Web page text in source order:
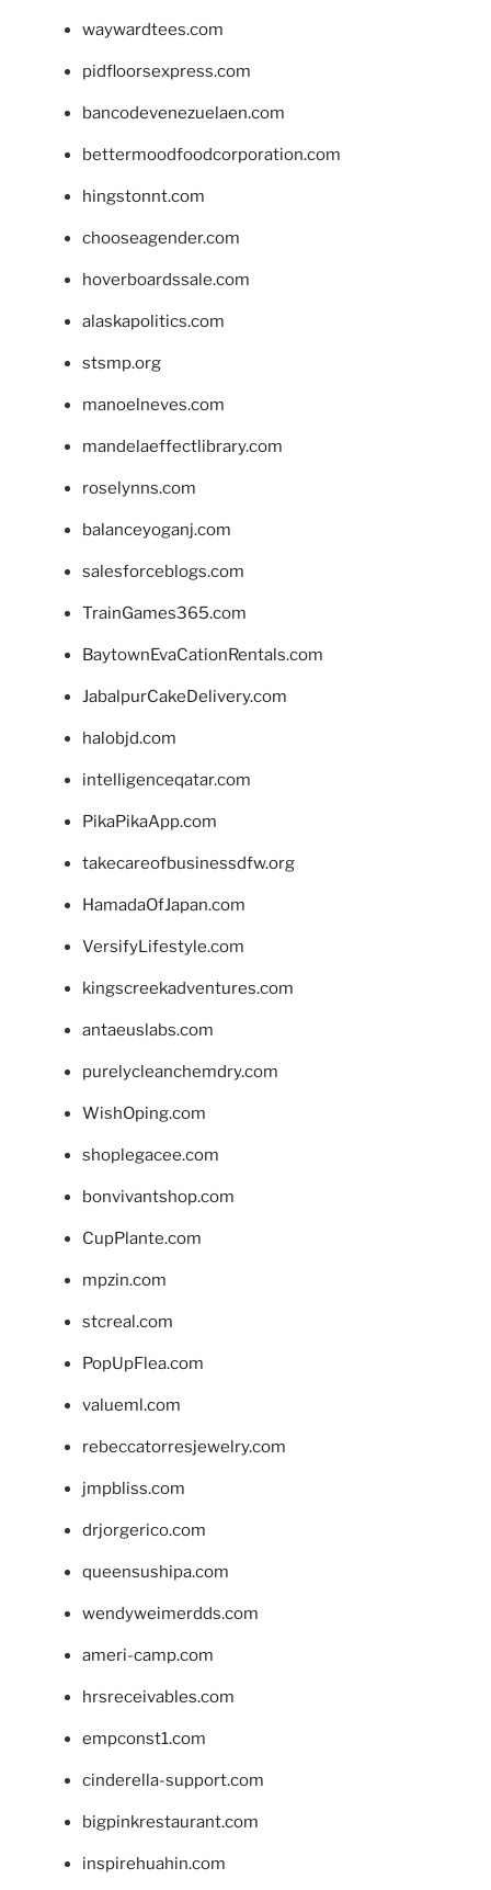
waywardtees.com
pidfloorsexpress.com
bancodevenezuelaen.com
bettermoodfoodcorporation.com
hingstonnt.com
chooseagender.com
hoverboardssale.com
alaskapolitics.com
stsmp.org
manoelneves.com
mandelaeffectlibrary.com
roselynns.com
balanceyoganj.com
salesforceblogs.com
TrainGames365.com
BaytownEvaCationRentals.com
JabalpurCakeDelivery.com
halobjd.com
intelligenceqatar.com
PikaPikaApp.com
takecareofbusinessdfw.org
HamadaOfJapan.com
VersifyLifestyle.com
kingscreekadventures.com
antaeuslabs.com
purelycleanchemdry.com
WishOping.com
shoplegacee.com
bonvivantshop.com
CupPlante.com
mpzin.com
stcreal.com
PopUpFlea.com
valueml.com
rebeccatorresjewelry.com
jmpbliss.com
drjorgerico.com
queensushipa.com
wendyweimerdds.com
ameri-camp.com
hrsreceivables.com
empconst1.com
cinderella-support.com
bigpinkrestaurant.com
inspirehuahin.com